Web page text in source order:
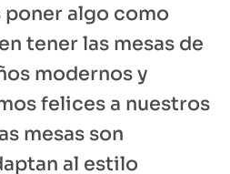
poner algo como
tener las mesas de
modernos y
felices a nuestros
mesas son
al estilo